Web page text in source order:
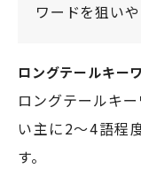
ワードを狙いや
ロングテールキー
ロングテールキ
い主に2～4語程
す。